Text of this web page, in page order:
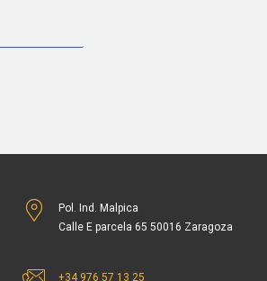
Pol. Ind. Malpica
Calle E parcela 65 50016 Zaragoza
+34 976 57 13 25